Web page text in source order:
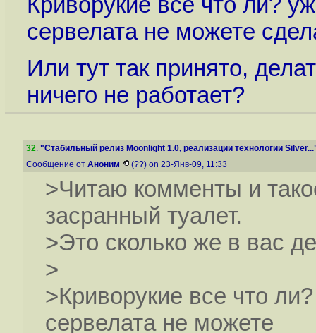
сервелата не можете
Или тут так принято,
ничего не работает?
32. "Стабильный релиз Moonlight 1.0, реализации технологии
Сообщение от Аноним (??) on 23-Янв-09, 11:33
>Читаю комменты и
засранный туалет.
>Это сколько же в вас
>
>Криворукие все что
сервелата не можете